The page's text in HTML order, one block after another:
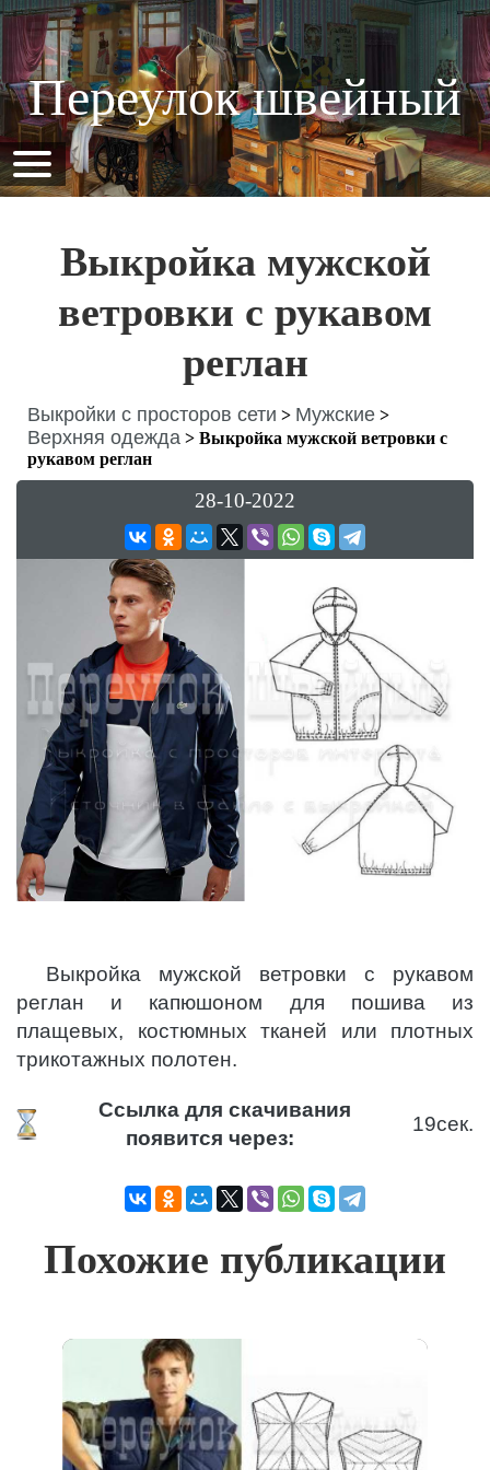
Переулок швейный
Выкройка мужской
ветровки с рукавом
реглан
Выкройки с просторов сети > Мужские >
Верхняя одежда > Выкройка мужской ветровки с
рукавом реглан
28-10-2022
Выкройка мужской ветровки с рукавом
реглан и капюшоном для пошива из
плащевых, костюмных тканей или плотных
трикотажных полотен.
Ссылка для скачивания
появится через:
18сек.
Похожие публикации